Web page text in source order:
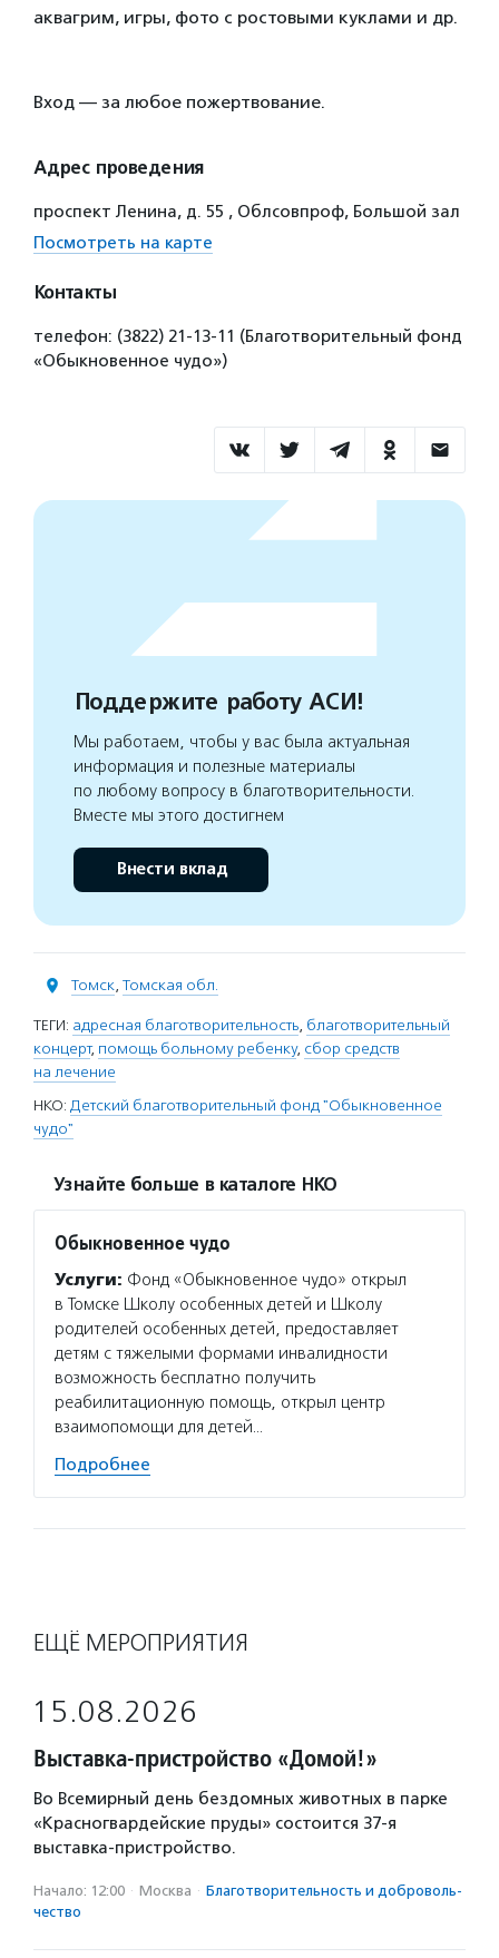
аквагрим, игры, фото с ростовыми куклами и др.
Вход — за любое пожертвование.
Адрес проведения
проспект Ленина, д. 55 , Облсовпроф, Большой зал
Посмотреть на карте
Контакты
телефон: (3822) 21-13-11 (Благотворительный фонд
«Обыкновенное чудо»)
Поддержите работу АСИ!
Мы работаем, чтобы у вас была актуальная
информация и полезные материалы
по любому вопросу в благотворительности.
Вместе мы этого достигнем
Внести вклад
Томск, Томская обл.
ТЕГИ: адресная благотворительность, благотворительный
концерт, помощь больному ребенку, сбор средств
на лечение
НКО: Детский благотворительный фонд "Обыкновенное
чудо"
Узнайте больше в каталоге НКО
Обыкновенное чудо
Услуги: Фонд «Обыкновенное чудо» открыл
в Томске Школу особенных детей и Школу
родителей особенных детей, предоставляет
детям с тяжелыми формами инвалидности
возможность бесплатно получить
реабилитационную помощь, открыл центр
взаимопомощи для детей…
Подробнее
ЕЩЁ МЕРОПРИЯТИЯ
15.08.2026
Выставка-пристройство «Домой!»
Во Всемирный день бездомных животных в парке
«Красногвардейские пруды» состоится 37-я
выставка-пристройство.
Начало: 12:00 · Москва · Благотвори­тель­ность и доброволь­
чест­во